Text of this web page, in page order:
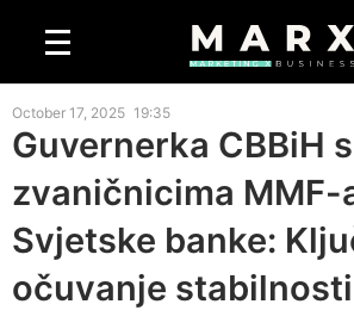
October 17, 2025 19:35
Guvernerka CBBiH
zvaničnicima MMF-
Svjetske banke:
očuvanje stabilnosti